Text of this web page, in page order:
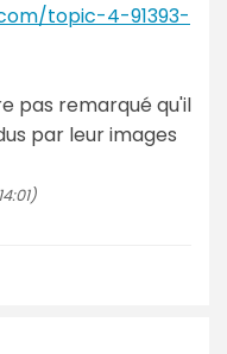
topic-4-91393-
pas remarqué qu'il
par leur images